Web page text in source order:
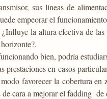
sus líneas de
empeorar el
la altura efectiva de
bien, podría
prestaciones en casos
favorecer la cobertura
cara a mejorar el fadding de